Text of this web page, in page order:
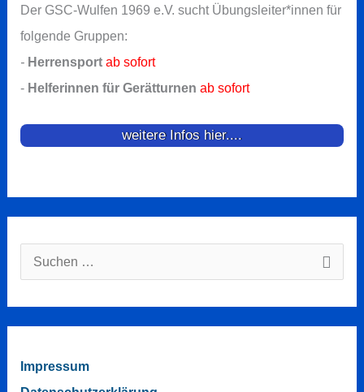
Der GSC-Wulfen 1969 e.V. sucht Übungsleiter*innen für
folgende Gruppen:
- Herrensportab sofort
- Helferinnen für Gerätturnen ab sofort
weitere Infos hier....
Suchen
nach:
Impressum